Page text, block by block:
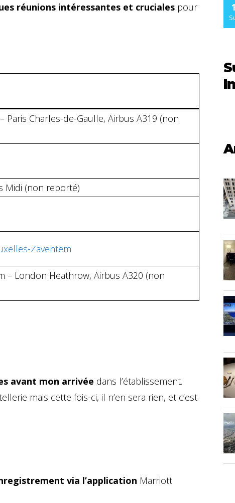
réunions intéressantes et cruciales pour
Charles-de-Gaulle, Airbus A319 (non
Midi (non reporté)
Zaventem
– London Heathrow, Airbus A320 (non
avant mon arrivée dans l’établissement.
mais cette fois-ci, il n’en sera rien, et c’est
via l’application Marriott